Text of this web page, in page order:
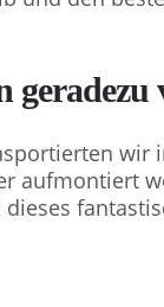
aufmontiert